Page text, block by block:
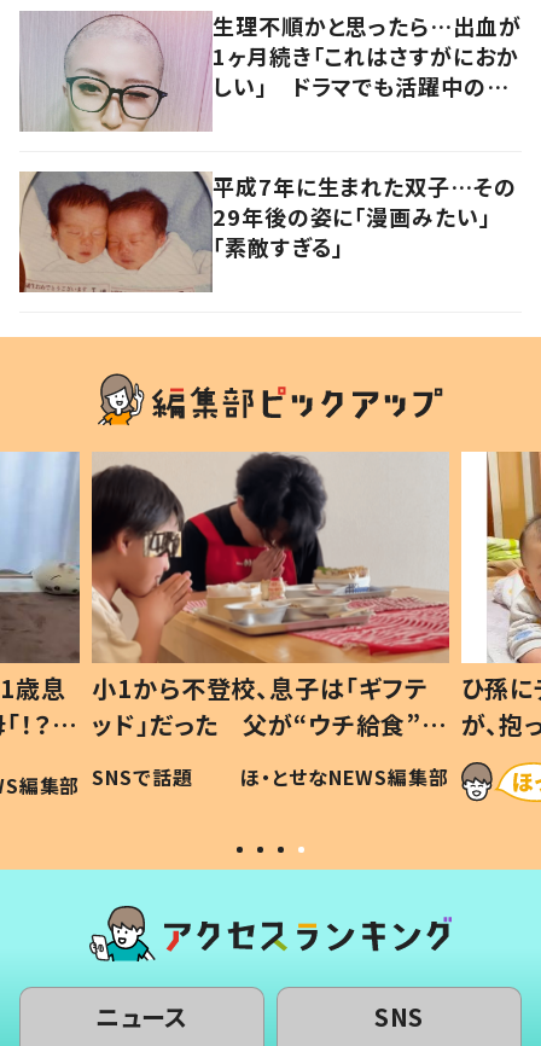
生理不順かと思ったら…出血が
1ヶ月続き「これはさすがにおか
しい」 ドラマでも活躍中の女
平成7年に生まれた双子…その
29年後の姿に「漫画みたい」
「素敵すぎる」
歳息
？」
編集部
小1から不登校、息子は「ギフテ
ッド」だった 父が“ウチ給食”を
作り続ける理由とは #令和の親
#令和の子
SNSで話題 ほ・とせなNEWS編集部
ひ孫
が、
「涙が
い」
ニュース SNS